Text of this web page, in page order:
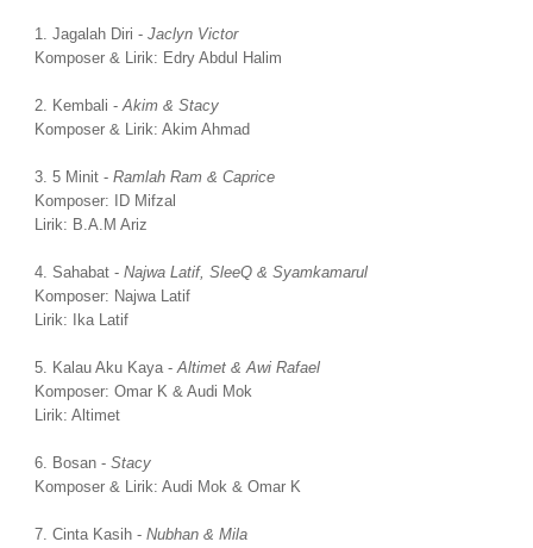
1. Jagalah Diri - Jaclyn Victor
Komposer & Lirik: Edry Abdul Halim
2. Kembali -Akim & Stacy
Komposer & Lirik: Akim Ahmad
3. 5 Minit - Ramlah Ram & Caprice
Komposer: ID Mifzal
Lirik: B.A.M Ariz
4. Sahabat - Najwa Latif, SleeQ & Syamkamarul
Komposer: Najwa Latif
Lirik: Ika Latif
5. Kalau Aku Kaya -Altimet & Awi Rafael
Komposer: Omar K & Audi Mok
Lirik: Altimet
6. Bosan - Stacy
Komposer & Lirik: Audi Mok & Omar K
7. Cinta Kasih - Nubhan & Mila